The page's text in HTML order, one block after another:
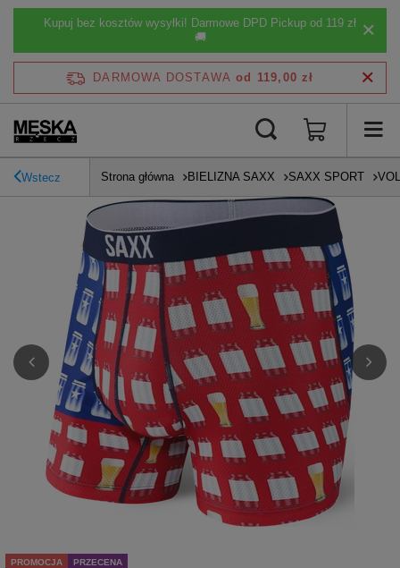
Kupuj bez kosztów wysyłki! Darmowe DPD Pickup od 119 zł
🚚
DARMOWA DOSTAWA od 119,00 zł
Wstecz Strona główna BIELIZNA SAXX SAXX SPORT
PROMOCJA PRZECENA